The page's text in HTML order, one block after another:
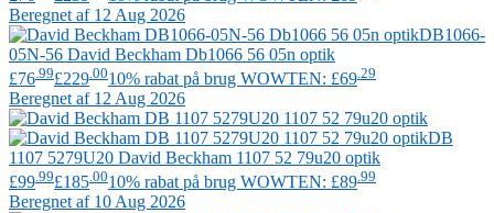
Beregnet af 12 Aug 2026
DB1066-
05N-56 David Beckham Db1066 56 05n optik
£76 .99£229 .0010% rabat på brug WOWTEN: £69 .29
Beregnet af 12 Aug 2026
DB
1107 5279U20 David Beckham 1107 52 79u20 optik
£99.99£185.0010% rabat på brug WOWTEN: £89.99
Beregnet af 10 Aug 2026